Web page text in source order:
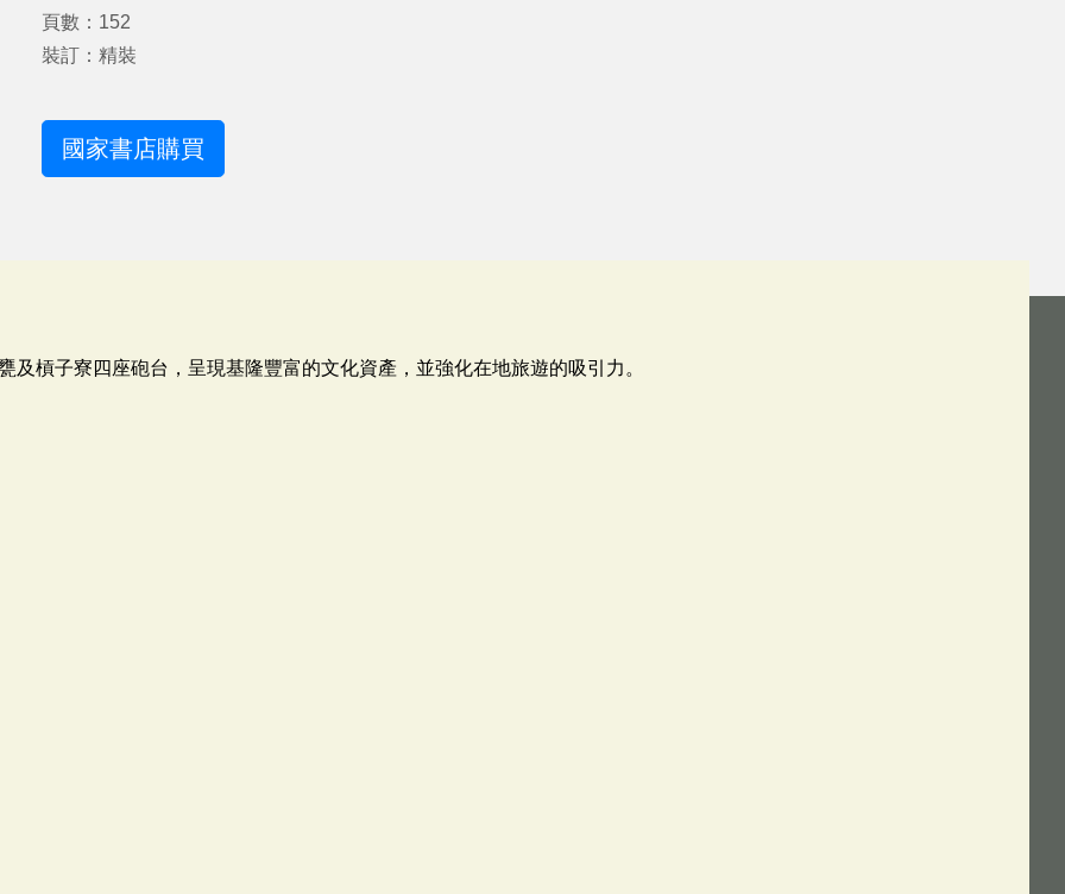
頁數：152
裝訂：精裝
國家書店購買
及槓子寮四座砲台，呈現基隆豐富的文化資產，並強化在地旅遊的吸引力。